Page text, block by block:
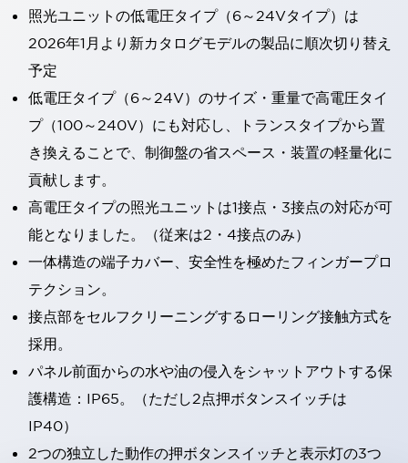
照光ユニットの低電圧タイプ（6～24Vタイプ）は
2026年1月より新カタログモデルの製品に順次切り替え
予定
低電圧タイプ（6～24V）のサイズ・重量で高電圧タイ
プ（100～240V）にも対応し、トランスタイプから置
き換えることで、制御盤の省スペース・装置の軽量化に
貢献します。
高電圧タイプの照光ユニットは1接点・3接点の対応が可
能となりました。（従来は2・4接点のみ）
一体構造の端子カバー、安全性を極めたフィンガープロ
テクション。
接点部をセルフクリーニングするローリング接触方式を
採用。
パネル前面からの水や油の侵入をシャットアウトする保
護構造：IP65。（ただし2点押ボタンスイッチは
IP40）
2つの独立した動作の押ボタンスイッチと表示灯の3つ